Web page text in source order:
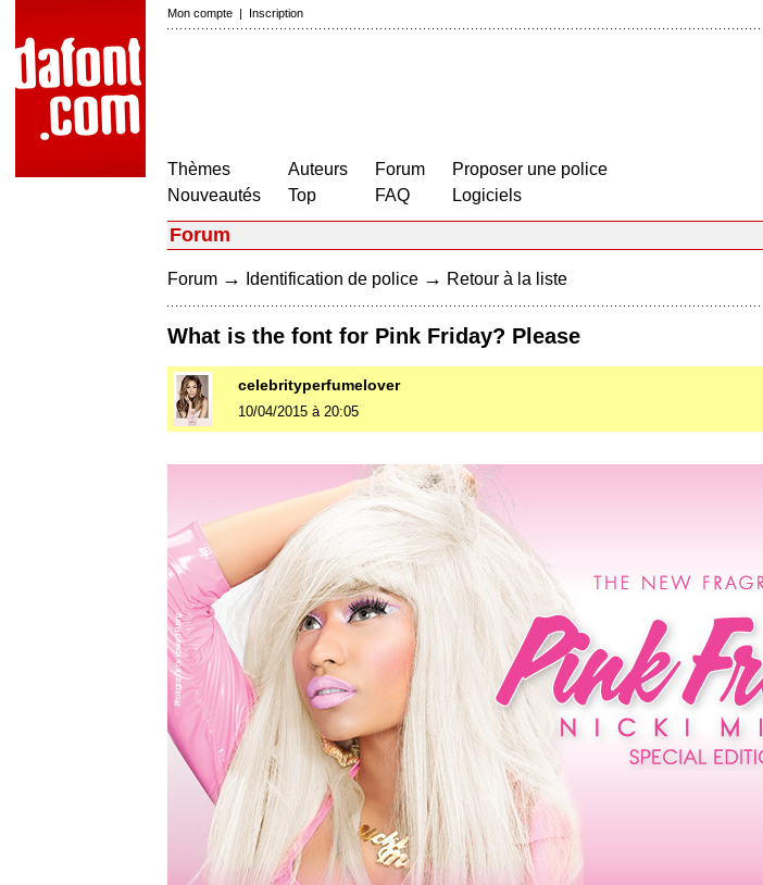
Mon compte | Inscription
Thèmes
Nouveautés
Auteurs
Top
Forum
FAQ
Proposer une police
Logiciels
Forum
Forum → Identification de police → Retour à la liste
What is the font for Pink Friday? Please
celebrityperfumelover
10/04/2015 à 20:05